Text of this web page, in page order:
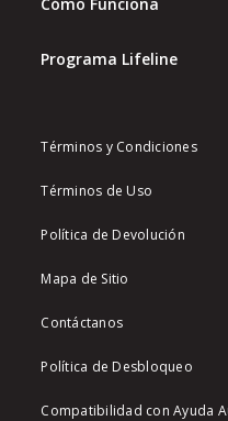
Programa Lifeline
Términos y Condiciones
Términos de Uso
Política de Devolución
Mapa de Sitio
Contáctanos
Política de Desbloqueo
Compatibilidad con Ayuda